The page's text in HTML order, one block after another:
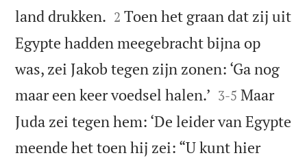
land drukken. 

2 Toen het graan dat zij uit
Egypte hadden meegebracht bijna op
was, zei Jakob tegen zijn zonen: ‘Ga nog
maar een keer voedsel halen.’ 

3-5 Maar
Juda zei tegen hem: ‘De leider van Egypte
meende het toen hij zei: “U kunt hier